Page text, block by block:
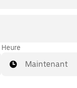
Heure
Maintenant